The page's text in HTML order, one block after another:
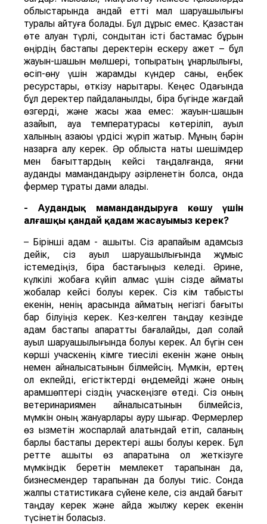
облыстарында қандай етті мал шаруашылығы
туралы айтуға болады. Бұл дұрыс емес. Қазақстан
өте алуан түрлі, сондықтан істі бастамас бұрын
өңірдің бастапқы деректерін ескеру қажет – бұл
жауын-шашын мөлшері, топырақтың құнарлылығы,
өсіп-өну үшін жарамды күндер саны, еңбек
ресурстары, өткізу нарықтары. Кеңес Одағында
бұл деректер пайдаланылды, бірақ бүгінде жағдай
өзгерді, және жақсы жаққа емес: жауын-шашын
азайып, ауа температурасы көтеріліп, ауыл
халқының азаюы үрдісі жүріп жатыр. Мұның бәрін
назарға алу керек. Әр облыста нақты шешімдер
мен бағыттардың кейсі таңдалғанда, яғни
аудандық мамандандыру әзірленетін болса, онда
фермер тұрақты дами алады.
- Аудандық мамандандыруға көшу үшін
алғашқы қандай қадам жасауымыз керек?
– Бірінші қадам - ашықтық. Сіз қарапайым адамсыз
дейік, сіз ауыл шаруашылығында жұмыс
істемедіңіз, бірақ бастағыңыз келеді. Әрине,
күлкілі жобаға күйіп қалмас үшін сізде аймақтық
жобалар кейсі болуы керек. Сіз кім табысты
екенін, ненің арқасында аймақтың негізгі бағыты
бар білуіңіз керек. Кез-келген таңдау кезінде
адам бастапқы ақпаратты бағалайды, дәл солай
ауыл шаруашылығында болуы керек. Ал бүгін сен
көрші учаскенің кімге тиесілі екенін және оның
немен айналысатынын білмейсің. Мүмкін, ертең
ол екпейді, егістіктерді өңдемейді және оның
арамшөптері сіздің учаскеңізге өтеді. Сіз оның
ветеринариямен айналысатынын білмейсіз,
мүмкін оның жануарлары ауру шығар. Фермерлер
өз қызметін жоспарлай алатындай етіп, саланың
барлық бастапқы деректері ашық болуы керек. Бұл
ретте ашықтық өз ақпаратына қол жеткізуге
мүмкіндік беретін мемлекет тарапынан да,
бизнесмендер тарапынан да болуы тиіс. Сонда
жалпы статистикаға сүйене келе, сіз қандай бағыт
таңдау керек және қайда жылжу керек екенін
түсінетін боласыз.